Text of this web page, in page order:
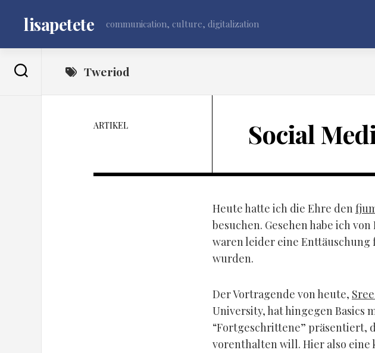
contentlisapetete communication, culture, digitalization
Tweriod
ARTIKEL Social
Heute hatte ich die Ehre den
besuchen. Gesehen habe ich
waren leider eine Enttäuschung
wurden.
Der Vortragende von heute,
University, hat hingegen Basics
“Fortgeschrittene” präsentiert,
vorenthalten will. Hier also eine